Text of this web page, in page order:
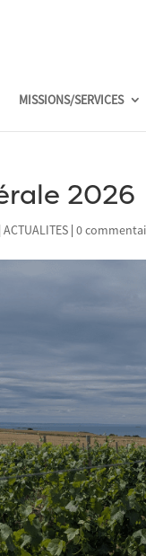
MISSIONS/SERVICES
2026
|ACTUALITES |0